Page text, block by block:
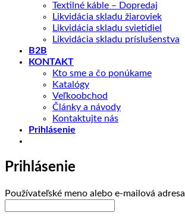
Textilné káble – Dopredaj
Likvidácia skladu žiaroviek
Likvidácia skladu svietidiel
Likvidácia skladu príslušenstva
B2B
KONTAKT
Kto sme a čo ponúkame
Katalógy
Veľkoobchod
Články a návody
Kontaktujte nás
Prihlásenie
Prihlásenie
Používateľské meno alebo e-mailová adresa